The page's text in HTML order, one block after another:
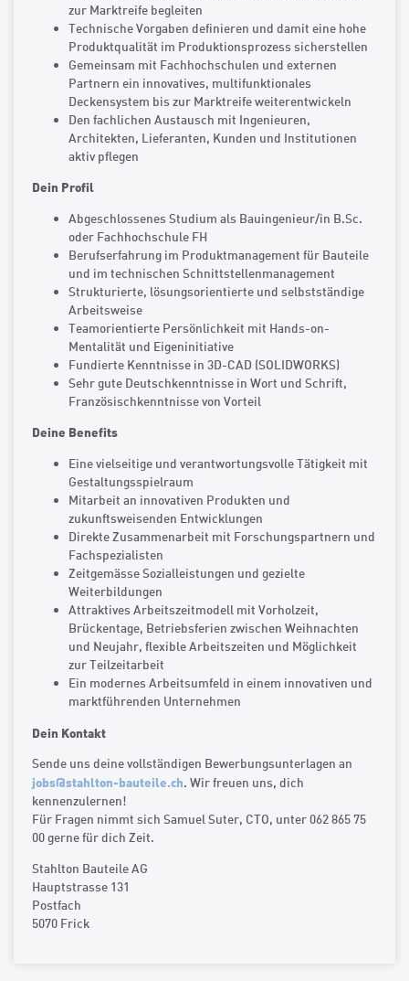
zur Marktreife begleiten
Technische Vorgaben definieren und damit eine hohe
Produktqualität im Produktionsprozess sicherstellen
Gemeinsam mit Fachhochschulen und externen
Partnern ein innovatives, multifunktionales
Deckensystem bis zur Marktreife weiterentwickeln
Den fachlichen Austausch mit Ingenieuren,
Architekten, Lieferanten, Kunden und Institutionen
aktiv pflegen
Dein Profil
Abgeschlossenes Studium als Bauingenieur/in B.Sc.
oder Fachhochschule FH
Berufserfahrung im Produktmanagement für Bauteile
und im technischen Schnittstellenmanagement
Strukturierte, lösungsorientierte und selbstständige
Arbeitsweise
Teamorientierte Persönlichkeit mit Hands-on-
Mentalität und Eigeninitiative
Fundierte Kenntnisse in 3D-CAD (SOLIDWORKS)
Sehr gute Deutschkenntnisse in Wort und Schrift,
Französischkenntnisse von Vorteil
Deine Benefits
Eine vielseitige und verantwortungsvolle Tätigkeit mit
Gestaltungsspielraum
Mitarbeit an innovativen Produkten und
zukunftsweisenden Entwicklungen
Direkte Zusammenarbeit mit Forschungspartnern und
Fachspezialisten
Zeitgemässe Sozialleistungen und gezielte
Weiterbildungen
Attraktives Arbeitszeitmodell mit Vorholzeit,
Brückentage, Betriebsferien zwischen Weihnachten
und Neujahr, flexible Arbeitszeiten und Möglichkeit
zur Teilzeitarbeit
Ein modernes Arbeitsumfeld in einem innovativen und
marktführenden Unternehmen
Dein Kontakt
Sende uns deine vollständigen Bewerbungsunterlagen an
jobs@stahlton-bauteile.ch. Wir freuen uns, dich
kennenzulernen!
Für Fragen nimmt sich Samuel Suter, CTO, unter 062 865 75
00 gerne für dich Zeit.
Stahlton Bauteile AG
Hauptstrasse 131
Postfach
5070 Frick